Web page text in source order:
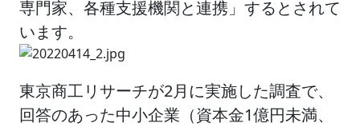
専門家、各種支援機関と連携」するとされて
います。
東京商工リサーチが2月に実施した調査で、
回答のあった中小企業（資本金1億円未満、